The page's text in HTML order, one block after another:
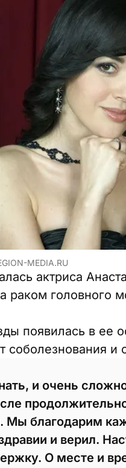
MEDIA.RU
актриса
раком головного
появилась в ее
и
и очень
Мы благодарим
и верил.
О месте и